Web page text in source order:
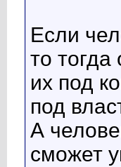
Если
то
их под
под
А
сможет